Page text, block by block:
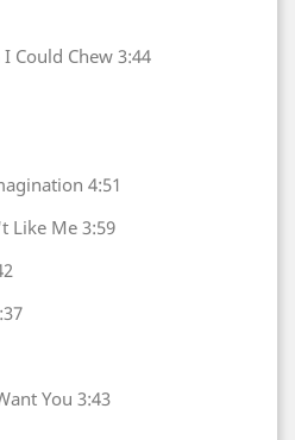
Could Chew 3:44
4:51
Like Me 3:59
You 3:43